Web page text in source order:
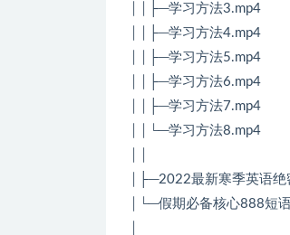
││├─学习方法3.mp4
││├─学习方法4.mp4
││├─学习方法5.mp4
││├─学习方法6.mp4
││├─学习方法7.mp4
││└─学习方法8.mp4
│├─2022最新寒季英语
│└─假期必备核心888短